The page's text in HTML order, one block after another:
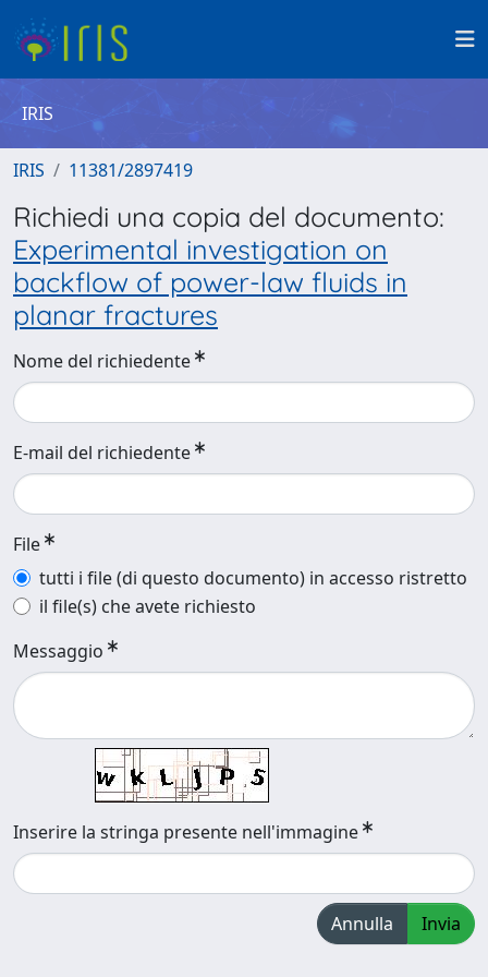
IRIS
IRIS 11381/2897419
Richiedi una copia del documento:
Experimental investigation on
backflow of power-law fluids in
planar fractures
Nome del richiedente
E-mail del richiedente
File
tutti i file (di questo documento) in accesso ristretto
il file(s) che avete richiesto
Messaggio
Inserire la stringa presente nell'immagine
Annulla Invia